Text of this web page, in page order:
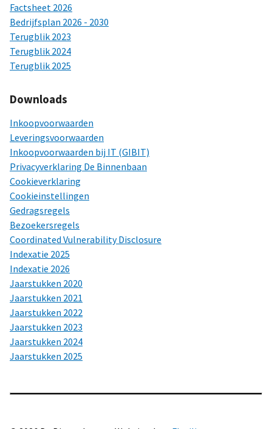
Factsheet 2026
Bedrijfsplan 2026 - 2030
Terugblik 2023
Terugblik 2024
Terugblik 2025
Downloads
Inkoopvoorwaarden
Leveringsvoorwaarden
Inkoopvoorwaarden bij IT (GIBIT)
Privacyverklaring De Binnenbaan
Cookieverklaring
Cookieinstellingen
Gedragsregels
Bezoekersregels
Coordinated Vulnerability Disclosure
Indexatie 2025
Indexatie 2026
Jaarstukken 2020
Jaarstukken 2021
Jaarstukken 2022
Jaarstukken 2023
Jaarstukken 2024
Jaarstukken 2025